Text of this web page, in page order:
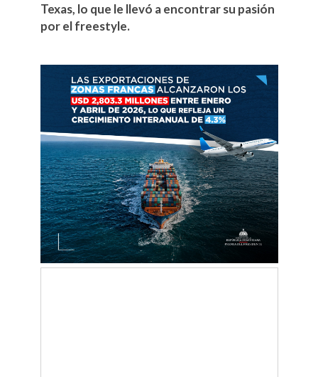
Texas, lo que le llevó a encontrar su pasión
por el freestyle.